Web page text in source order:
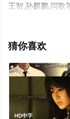
王智,孙麒鹏,闫歌
费观看高清未删
解。
猜你喜欢
HD中字